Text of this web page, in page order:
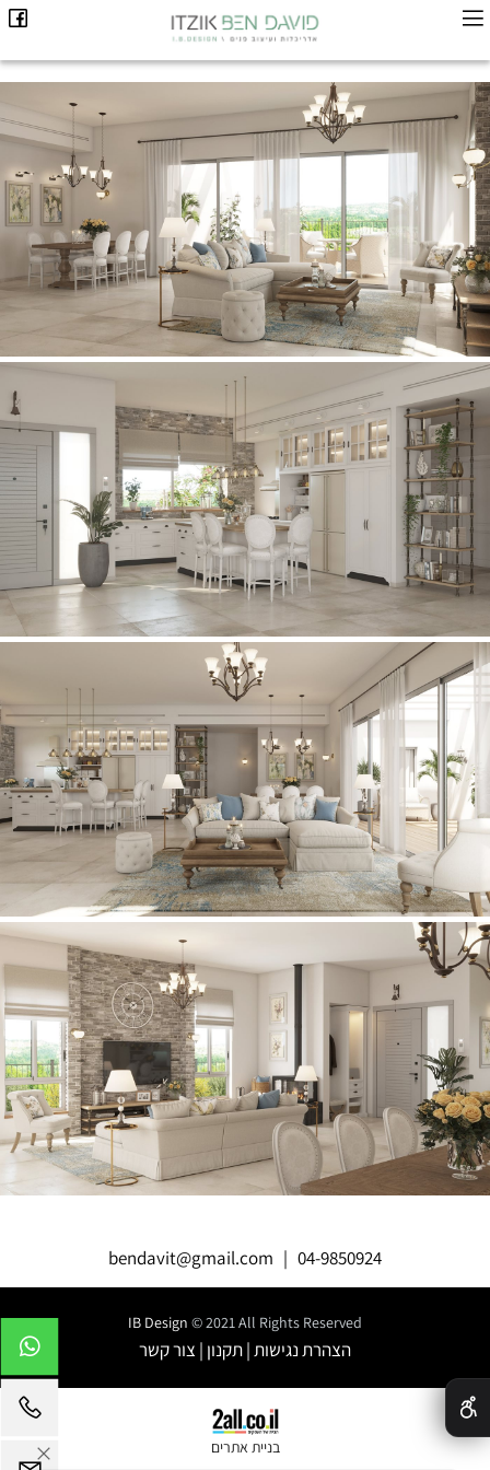
bendavit@gmail.com | 04-9850924
IB Design © 2021 All Rights Reserved
הצהרת נגישות|תקנון | צור קשר
בניית אתרים